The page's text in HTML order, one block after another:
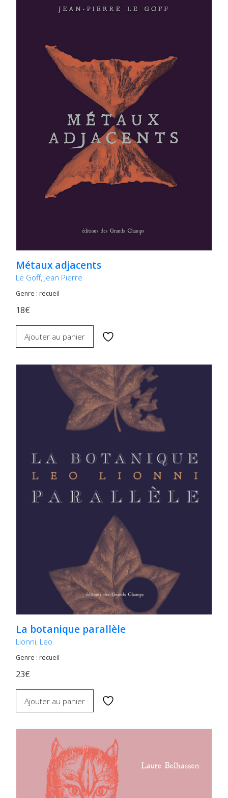
Métaux adjacents
Le Goff, Jean Pierre
Genre : recueil
18€
Ajouter au panier
La botanique parallèle
Lionni, Leo
Genre : recueil
23€
Ajouter au panier